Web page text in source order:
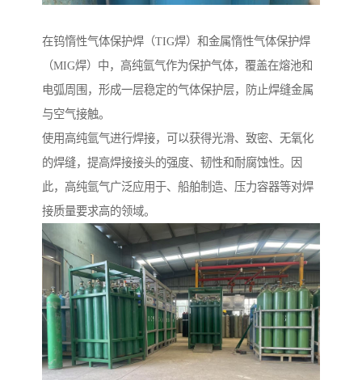
在钨惰性气体保护焊（TIG焊）和金属惰性气体保护焊
（MIG焊）中，高纯氩气作为保护气体，覆盖在熔池和
电弧周围，形成一层稳定的气体保护层，防止焊缝金属
与空气接触。
使用高纯氩气进行焊接，可以获得光滑、致密、无氧化
的焊缝，提高焊接接头的强度、韧性和耐腐蚀性。因
此，高纯氩气广泛应用于、船舶制造、压力容器等对焊
接质量要求高的领域。